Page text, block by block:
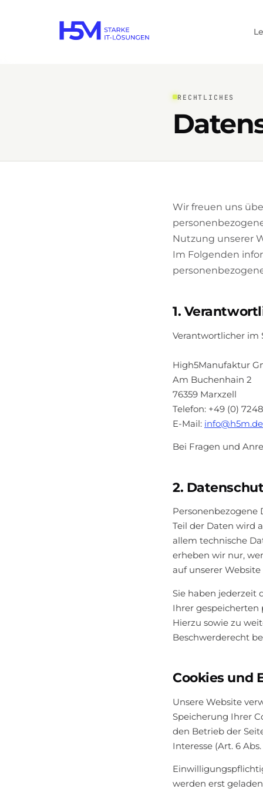
RECHTLICHES
Wir freuen uns
Nutzung unserer
Im Folgenden
1.
Verantwortlicher im
High5Manufaktur
Am Buchenhain 2
76359 Marxzell
Telefon: +49 (0)
E-Mail: info@h5m.de
Bei Fragen und
2.
Personenbezogene
Teil der Daten wird
allem technische
erheben wir nur,
auf unserer
Sie haben jederzeit
Ihrer gespeicherten
Hierzu sowie zu
Beschwerderecht
Cookies und
Unsere Website
Speicherung Ihrer
den Betrieb der
Interesse (Art. 6 Abs.
werden erst